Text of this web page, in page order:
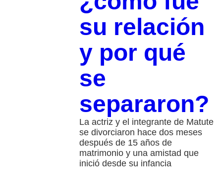
su relación
y por qué
se
separaron?
La actriz y el integrante de Matute
se divorciaron hace dos meses
después de 15 años de
matrimonio y una amistad que
inició desde su infancia